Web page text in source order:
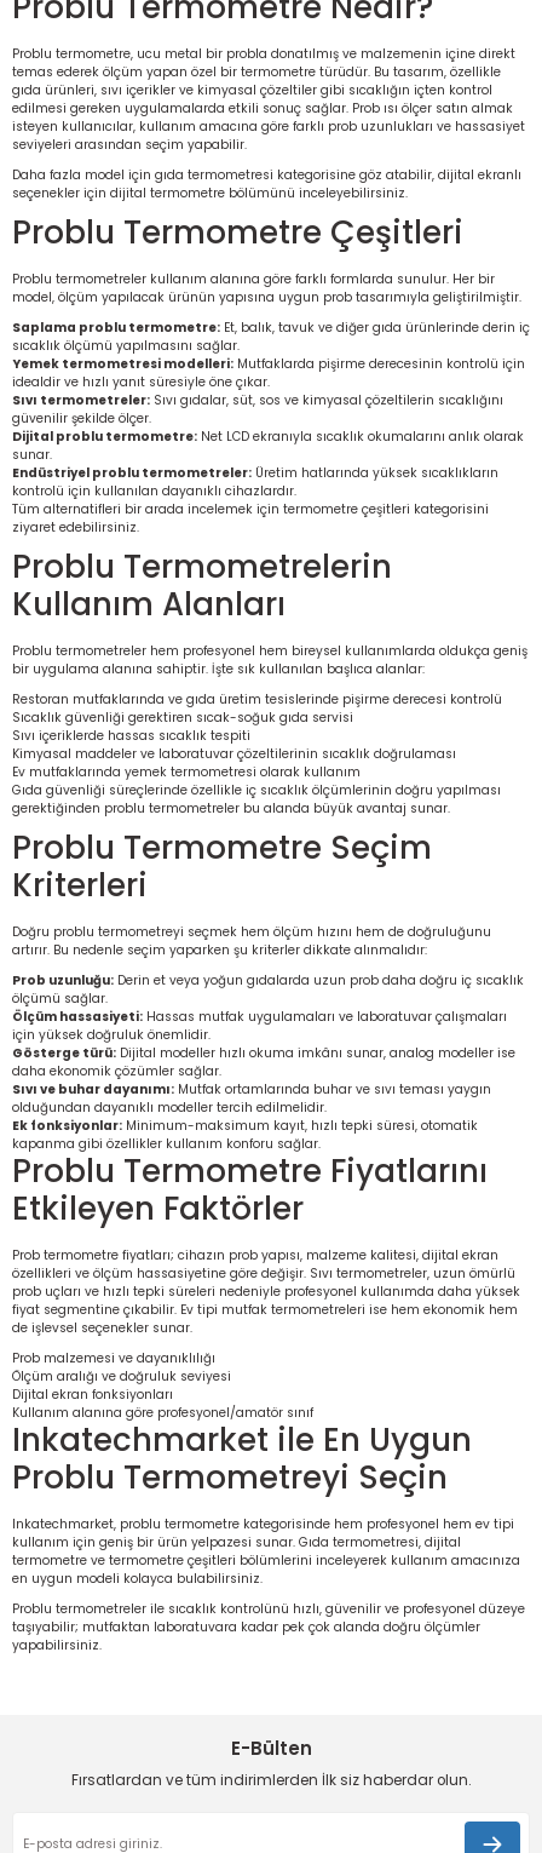
Problu termometre, ucu metal bir probla donatılmış ve malzemenin içine direkt
temas ederek ölçüm yapan özel bir termometre türüdür. Bu tasarım, özellikle
gıda ürünleri, sıvı içerikler ve kimyasal çözeltiler gibi sıcaklığın içten kontrol
edilmesi gereken uygulamalarda etkili sonuç sağlar. Prob ısı ölçer satın almak
isteyen kullanıcılar, kullanım amacına göre farklı prob uzunlukları ve hassasiyet
seviyeleri arasından seçim yapabilir.
Daha fazla model için gıda termometresi kategorisine göz atabilir, dijital ekranlı
seçenekler için dijital termometre bölümünü inceleyebilirsiniz.
Problu Termometre Çeşitleri
Problu termometreler kullanım alanına göre farklı formlarda sunulur. Her bir
model, ölçüm yapılacak ürünün yapısına uygun prob tasarımıyla geliştirilmiştir.
Saplama problu termometre: Et, balık, tavuk ve diğer gıda ürünlerinde derin iç
sıcaklık ölçümü yapılmasını sağlar.
Yemek termometresi modelleri: Mutfaklarda pişirme derecesinin kontrolü için
idealdir ve hızlı yanıt süresiyle öne çıkar.
Sıvı termometreler: Sıvı gıdalar, süt, sos ve kimyasal çözeltilerin sıcaklığını
güvenilir şekilde ölçer.
Dijital problu termometre: Net LCD ekranıyla sıcaklık okumalarını anlık olarak
sunar.
Endüstriyel problu termometreler: Üretim hatlarında yüksek sıcaklıkların
kontrolü için kullanılan dayanıklı cihazlardır.
Tüm alternatifleri bir arada incelemek için termometre çeşitleri kategorisini
ziyaret edebilirsiniz.
Problu Termometrelerin
Kullanım Alanları
Problu termometreler hem profesyonel hem bireysel kullanımlarda oldukça geniş
bir uygulama alanına sahiptir. İşte sık kullanılan başlıca alanlar:
Restoran mutfaklarında ve gıda üretim tesislerinde pişirme derecesi kontrolü
Sıcaklık güvenliği gerektiren sıcak-soğuk gıda servisi
Sıvı içeriklerde hassas sıcaklık tespiti
Kimyasal maddeler ve laboratuvar çözeltilerinin sıcaklık doğrulaması
Ev mutfaklarında yemek termometresi olarak kullanım
Gıda güvenliği süreçlerinde özellikle iç sıcaklık ölçümlerinin doğru yapılması
gerektiğinden problu termometreler bu alanda büyük avantaj sunar.
Problu Termometre Seçim
Kriterleri
Doğru problu termometreyi seçmek hem ölçüm hızını hem de doğruluğunu
artırır. Bu nedenle seçim yaparken şu kriterler dikkate alınmalıdır:
Prob uzunluğu: Derin et veya yoğun gıdalarda uzun prob daha doğru iç sıcaklık
ölçümü sağlar.
Ölçüm hassasiyeti: Hassas mutfak uygulamaları ve laboratuvar çalışmaları
için yüksek doğruluk önemlidir.
Gösterge türü: Dijital modeller hızlı okuma imkânı sunar, analog modeller ise
daha ekonomik çözümler sağlar.
Sıvı ve buhar dayanımı: Mutfak ortamlarında buhar ve sıvı teması yaygın
olduğundan dayanıklı modeller tercih edilmelidir.
Ek fonksiyonlar: Minimum-maksimum kayıt, hızlı tepki süresi, otomatik
kapanma gibi özellikler kullanım konforu sağlar.
Problu Termometre Fiyatlarını
Etkileyen Faktörler
Prob termometre fiyatları; cihazın prob yapısı, malzeme kalitesi, dijital ekran
özellikleri ve ölçüm hassasiyetine göre değişir. Sıvı termometreler, uzun ömürlü
prob uçları ve hızlı tepki süreleri nedeniyle profesyonel kullanımda daha yüksek
fiyat segmentine çıkabilir. Ev tipi mutfak termometreleri ise hem ekonomik hem
de işlevsel seçenekler sunar.
Prob malzemesi ve dayanıklılığı
Ölçüm aralığı ve doğruluk seviyesi
Dijital ekran fonksiyonları
Kullanım alanına göre profesyonel/amatör sınıf
Inkatechmarket ile En Uygun
Problu Termometreyi Seçin
Inkatechmarket, problu termometre kategorisinde hem profesyonel hem ev tipi
kullanım için geniş bir ürün yelpazesi sunar. Gıda termometresi, dijital
termometre ve termometre çeşitleri bölümlerini inceleyerek kullanım amacınıza
en uygun modeli kolayca bulabilirsiniz.
Problu termometreler ile sıcaklık kontrolünü hızlı, güvenilir ve profesyonel düzeye
taşıyabilir; mutfaktan laboratuvara kadar pek çok alanda doğru ölçümler
yapabilirsiniz.
E-Bülten
Fırsatlardan ve tüm indirimlerden İlk siz haberdar olun.